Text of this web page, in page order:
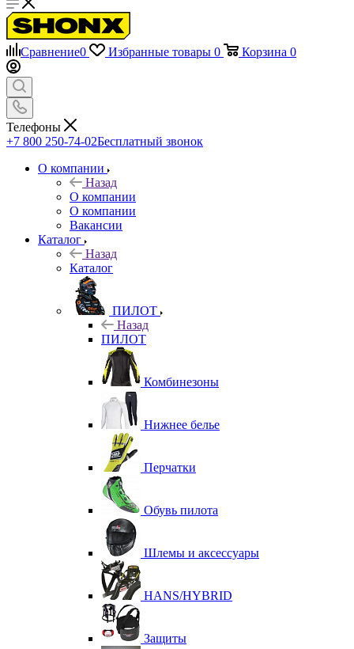
Сравнение0 Избранные товары 0 Корзина 0
Телефоны
+7 800 250-74-02Бесплатный звонок
О компании
Назад
О компании
О компании
Вакансии
Каталог
Назад
Каталог
ПИЛОТ
Назад
ПИЛОТ
Комбинезоны
Нижнее белье
Перчатки
Обувь пилота
Шлемы и аксессуары
HANS/HYBRID
Защиты